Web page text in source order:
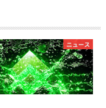
ニュース